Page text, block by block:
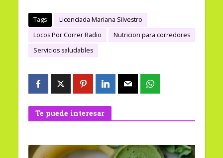
Tags
Licenciada Mariana Silvestro
Locos Por Correr Radio
Nutricion para corredores
Servicios saludables
Te puede interesar